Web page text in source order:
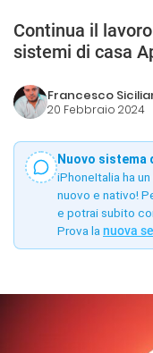
Continua il
sistemi di casa
Francesco
20 Febbraio 2024
Nuovo sistema
iPhoneItalia ha
nuovo e nativo!
e potrai subito
Prova la nuova